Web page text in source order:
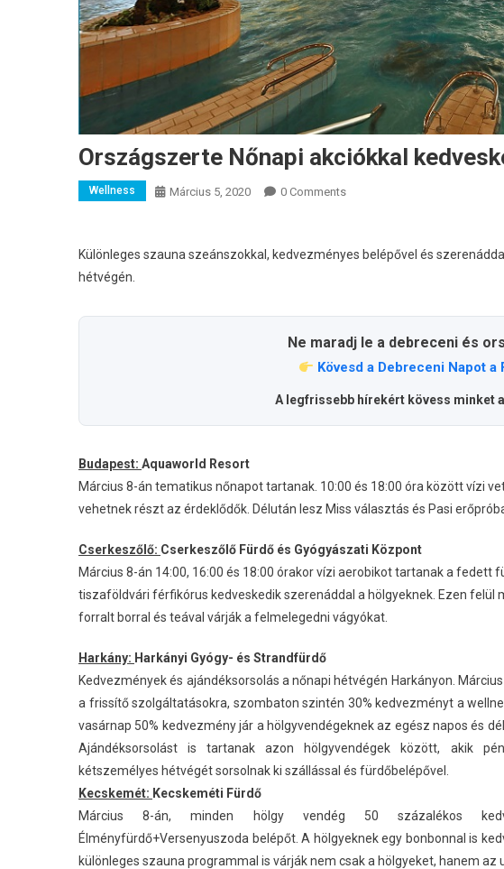
Országszerte Nőnapi akciókkal
Wellness Március 5, 2020 0 Comments
Különleges szauna szeánszokkal, kedvezményes belépővel és
hétvégén.
Ne maradj le a debreceni és
Kövesd a Debreceni Napot a
A legfrissebb hírekért kövess minket a
Budapest: Aquaworld Resort
Március 8-án tematikus nőnapot tartanak. 10:00 és 18:00 óra között vízi
vehetnek részt az érdeklődők. Délután lesz Miss választás és Pasi
Cserkeszőlő: Cserkeszőlő Fürdő és Gyógyászati Központ
Március 8-án 14:00, 16:00 és 18:00 órakor vízi aerobikot tartanak a fedett
tiszaföldvári férfikórus kedveskedik szerenáddal a hölgyeknek. Ezen felül
forralt borral és teával várják a felmelegedni vágyókat.
Harkány: Harkányi Gyógy- és Strandfürdő
Kedvezmények és ajándéksorsolás a nőnapi hétvégén Harkányon.
a frissítő szolgáltatásokra, szombaton szintén 30% kedvezményt a
vasárnap 50% kedvezmény jár a hölgyvendégeknek az egész napos és
Ajándéksorsolást is tartanak azon hölgyvendégek között, akik
kétszemélyes hétvégét sorsolnak ki szállással és fürdőbelépővel.
Kecskemét: Kecskeméti Fürdő
Március 8-án, minden hölgy vendég 50 százalékos
Élményfürdő+Versenyuszoda belépőt. A hölgyeknek egy bonbonnal is
különleges szauna programmal is várják nem csak a hölgyeket, hanem az